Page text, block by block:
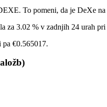
To pomeni, da je DeXe
za 3.02 % v zadnjih 24 urah
€0.565017.